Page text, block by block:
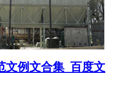
文例文合集_百度文